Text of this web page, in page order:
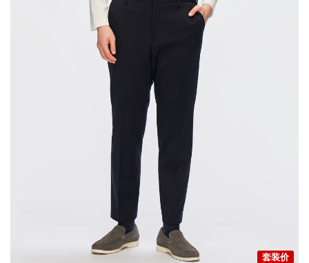
套装价